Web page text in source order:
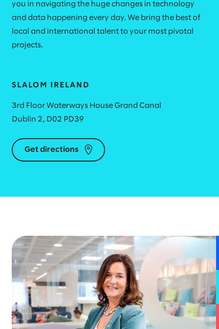
you in navigating the huge changes in technology
and data happening every day. We bring the best of
local and international talent to your most pivotal
projects.
SLALOM IRELAND
3rd Floor Waterways House Grand Canal
Dublin 2, D02 PD39
Get directions